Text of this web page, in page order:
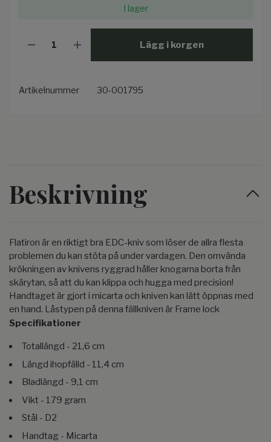
I lager
Lägg i korgen
Artikelnummer 30-001795
Beskrivning
Flatiron är en riktigt bra EDC-kniv som löser de allra flesta
problemen du kan stöta på under vardagen. Den omvända
krökningen av knivens ryggrad håller knogarna borta från
skärytan, så att du kan klippa och hugga med precision!
Handtaget är gjort i micarta och kniven kan lätt öppnas med
en hand. Låstypen på denna fällkniven är Frame lock
Specifikationer
Totallängd - 21,6 cm
Längd ihopfälld - 11,4 cm
Bladlängd - 9,1 cm
Vikt - 179 gram
Stål - D2
Handtag - Micarta